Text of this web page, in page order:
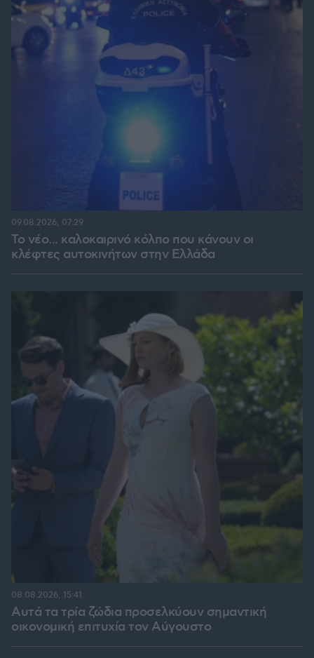
Το νέο... καλοκαιρινό κόλπο που κάνουν οι
κλέφτες αυτοκινήτων στην Ελλάδα
09.08.2026, 07:29
Αυτά τα τρία ζώδια προσελκύουν σημαντική
οικονομική επιτυχία τον Αύγουστο
08.08.2026, 15:41